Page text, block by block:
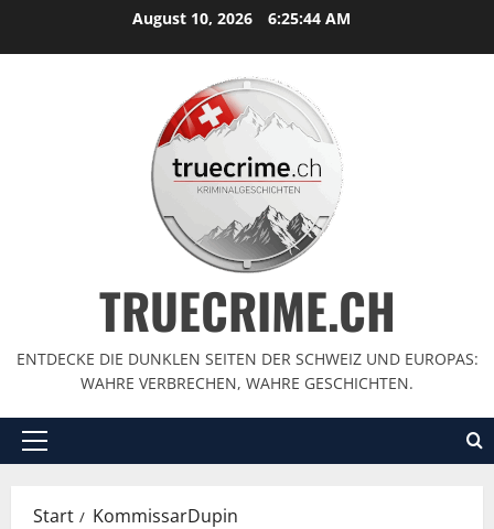
August 10, 2026 6:25:45 AM
TRUECRIME.CH
ENTDECKE DIE DUNKLEN SEITEN DER SCHWEIZ UND EUROPAS:
WAHRE VERBRECHEN, WAHRE GESCHICHTEN.
Start KommissarDupin